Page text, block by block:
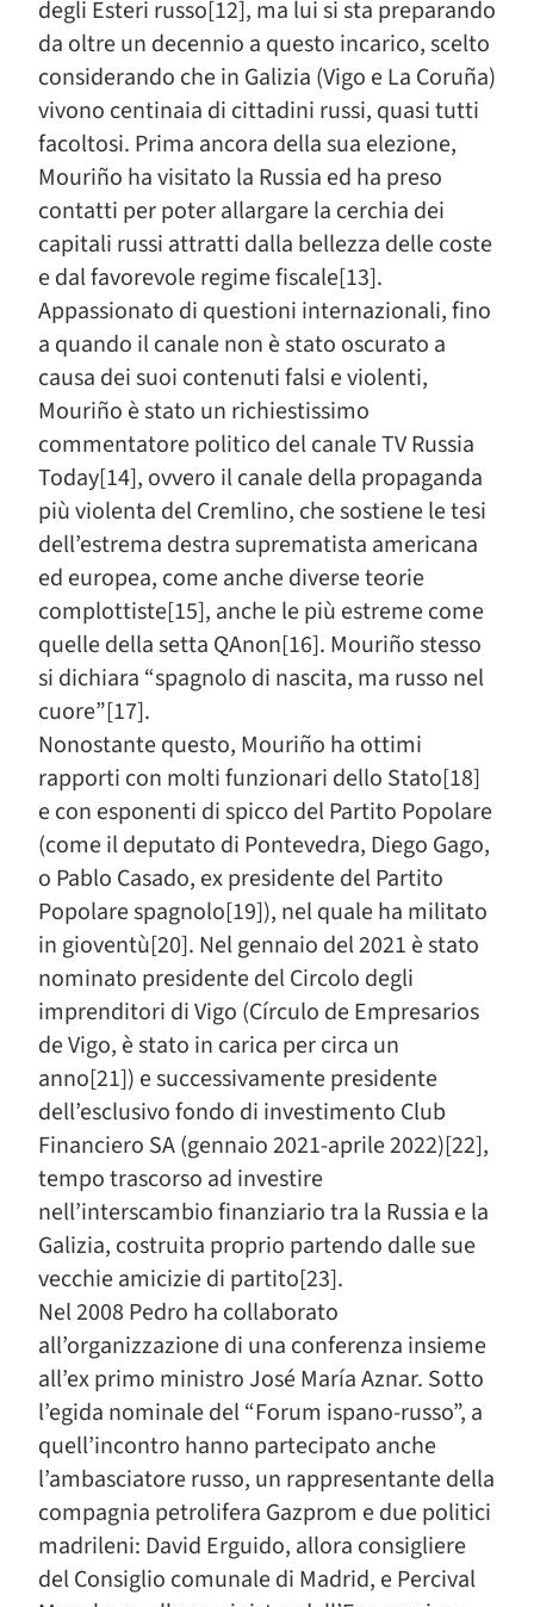
degli Esteri russo[12], ma lui si sta preparando
da oltre un decennio a questo incarico, scelto
considerando che in Galizia (Vigo e La Coruña)
vivono centinaia di cittadini russi, quasi tutti
facoltosi. Prima ancora della sua elezione,
Mouriño ha visitato la Russia ed ha preso
contatti per poter allargare la cerchia dei
capitali russi attratti dalla bellezza delle coste
e dal favorevole regime fiscale[13].
Appassionato di questioni internazionali, fino
a quando il canale non è stato oscurato a
causa dei suoi contenuti falsi e violenti,
Mouriño è stato un richiestissimo
commentatore politico del canale TV Russia
Today[14], ovvero il canale della propaganda
più violenta del Cremlino, che sostiene le tesi
dell’estrema destra suprematista americana
ed europea, come anche diverse teorie
complottiste[15], anche le più estreme come
quelle della setta QAnon[16]. Mouriño stesso
si dichiara “spagnolo di nascita, ma russo nel
cuore”[17].
Nonostante questo, Mouriño ha ottimi
rapporti con molti funzionari dello Stato[18]
e con esponenti di spicco del Partito Popolare
(come il deputato di Pontevedra, Diego Gago,
o Pablo Casado, ex presidente del Partito
Popolare spagnolo[19]), nel quale ha militato
in gioventù[20]. Nel gennaio del 2021 è stato
nominato presidente del Circolo degli
imprenditori di Vigo (Círculo de Empresarios
de Vigo, è stato in carica per circa un
anno[21]) e successivamente presidente
dell’esclusivo fondo di investimento Club
Financiero SA (gennaio 2021-aprile 2022)[22],
tempo trascorso ad investire
nell’interscambio finanziario tra la Russia e la
Galizia, costruita proprio partendo dalle sue
vecchie amicizie di partito[23].
Nel 2008 Pedro ha collaborato
all’organizzazione di una conferenza insieme
all’ex primo ministro José María Aznar. Sotto
l’egida nominale del “Forum ispano-russo”, a
quell’incontro hanno partecipato anche
l’ambasciatore russo, un rappresentante della
compagnia petrolifera Gazprom e due politici
madrileni: David Erguido, allora consigliere
del Consiglio comunale di Madrid, e Percival